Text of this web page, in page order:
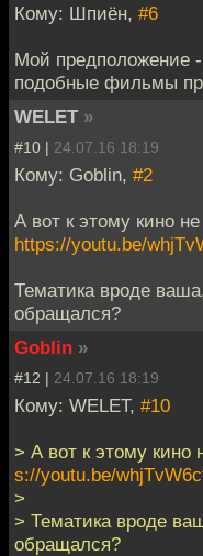
Кому: Шпиён, #6
Мой предположение -
подобные фильмы
WELET »
#10 | 24.07.16 18:19
Кому: Goblin, #2
А вот к этому кино
https://youtu.be/
Тематика вроде
обращался?
Goblin »
#12 | 24.07.16 18:19
Кому: WELET, #10
> А вот к этому кино
s://youtu.be/
>
> Тематика вроде
обращался?